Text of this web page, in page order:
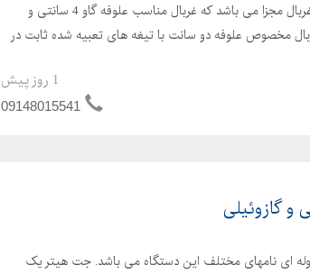
علوفه خردکن دامداری دارای دو نوع غربال مجزا می باشد که غربال مناسب علوفه گاو 4 سانتی و
باشد. غربال مخصوص علوفه دو سانت با تیغه های تعبیه شده ثابت در
1 روز پیش
09148015541
گازوئیلی
ای نامهای مختلف این دستگاه می باشد. جت هیتر یک